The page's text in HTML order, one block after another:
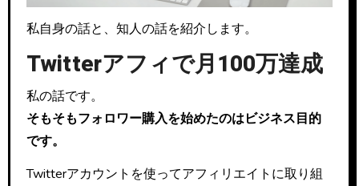
私自身の話と、知人の話を紹介します。
Twitterアフィで月100万達成
私の話です。
そもそもフォロワー購入を始めたのはビジネス目的
です。
Twitterアカウントを使ってアフィリエイトに取り組